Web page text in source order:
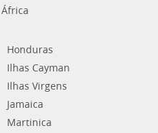
África
Honduras
Ilhas Cayman
Ilhas Virgens
Jamaica
Martinica